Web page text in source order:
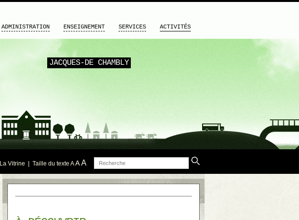
JACQUES-DE CHAMBLY
ADMINISTRATION ENSEIGNEMENT SERVICES ACTIVITÉS
La Vitrine | Taille du texte A AA Recherche